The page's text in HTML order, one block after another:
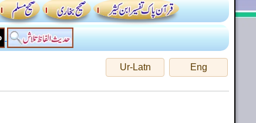
Eng
Ur-Latn